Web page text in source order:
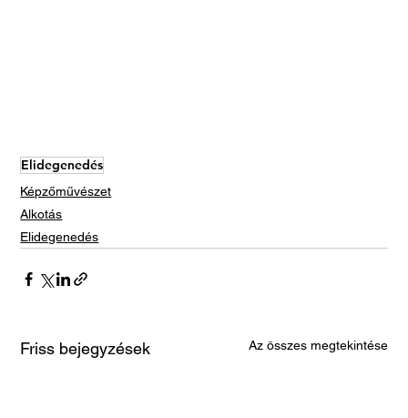
Elidegenedés
Képzőművészet
Alkotás
Elidegenedés
Friss bejegyzések Az összes megtekintése